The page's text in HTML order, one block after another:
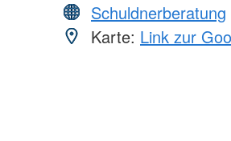
Schuldnerberatung
Karte: Link zur